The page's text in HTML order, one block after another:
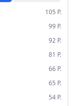
105 P.
99 P.
92 P.
81 P.
66 P.
65 P.
54 P.